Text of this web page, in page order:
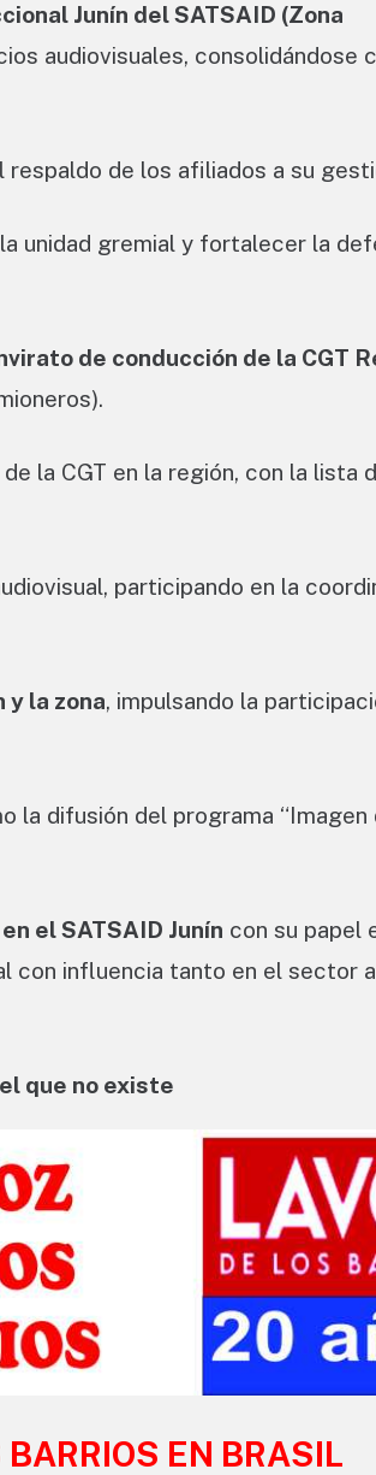
Junín del SATSAID (Zona
audiovisuales, consolidándose
de los afiliados a su
unidad gremial y fortalecer la
de conducción de la CGT
la CGT en la región, con la lista
participando en la
la zona, impulsando la
la difusión del programa “Imagen
el SATSAID Junín con su papel
con influencia tanto en el sector
que no existe
EN BRASIL